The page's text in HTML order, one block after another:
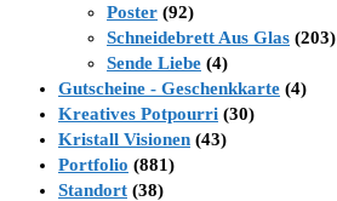
Poster (92)
Schneidebrett Aus Glas (203)
Sende Liebe (4)
Gutscheine - Geschenkkarte (4)
Kreatives Potpourri (30)
Kristall Visionen (43)
Portfolio (881)
Standort (38)